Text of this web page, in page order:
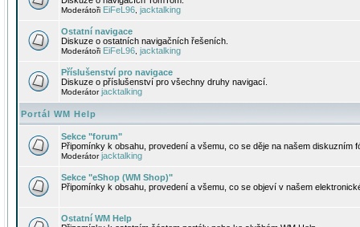
Moderátoři EiFeL96 jacktalking
Ostatní navigace
Diskuze o ostatních navigačních řešeních.
Moderátoři EiFeL96 jacktalking
Příslušenství pro navigace
Diskuze o příslušenství pro všechny druhy navigací.
Moderátorjacktalking
Portál WM Help
Sekce "forum"
Připomínky k obsahu, provedení a všemu, co se děje na našem diskuzním
Moderátorjacktalking
Sekce "eShop (WM Shop)"
Připomínky k obsahu, provedení a všemu, co se objeví v našem
Ostatní WM Help